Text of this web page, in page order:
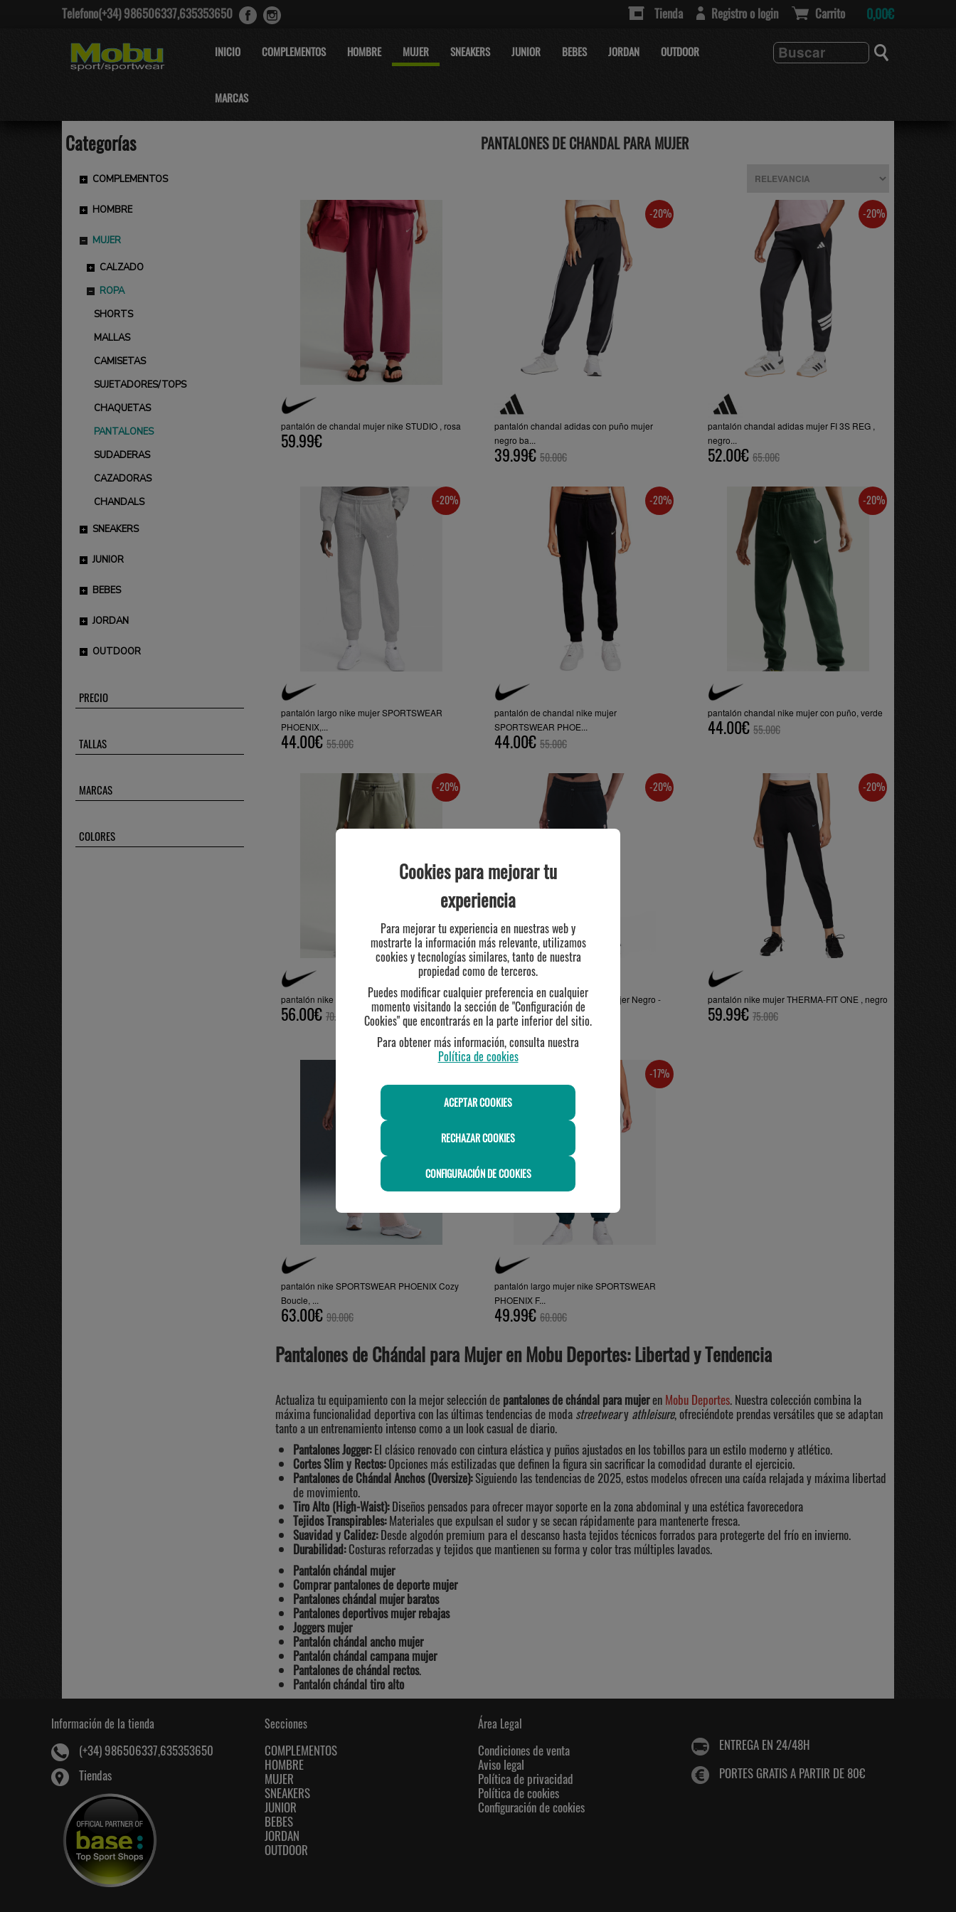
Telefono(+34) 986506337,635353650 Tienda Registro o login Carrito 0,00€
INICIO COMPLEMENTOS HOMBRE MUJER SNEAKERS JUNIOR BEBES JORDAN OUTDOOR
MARCAS
Categorías
COMPLEMENTOS
HOMBRE
MUJER
CALZADO
ROPA
SHORTS
MALLAS
CAMISETAS
SUJETADORES/TOPS
CHAQUETAS
PANTALONES
SUDADERAS
CAZADORAS
CHANDALS
SNEAKERS
JUNIOR
BEBES
JORDAN
OUTDOOR
PRECIO
TALLAS
MARCAS
COLORES
PANTALONES DE CHANDAL PARA MUJER
pantalón de chandal mujer nike STUDIO , rosa
59.99€
-20%
pantalón chandal adidas con puño mujer
negro ba...
39.99€ 50.00€
-20%
pantalón chandal adidas mujer FI 3S REG ,
negro...
52.00€ 65.00€
-20%
pantalón largo nike mujer SPORTSWEAR
PHOENIX,...
44.00€ 55.00€
-20%
pantalón de chandal nike mujer
SPORTSWEAR PHOE...
44.00€ 55.00€
-20%
pantalón chandal nike mujer con puño, verde
44.00€ 55.00€
-20%
pantalón nike mujer SHOX PHOENIX , verde
56.00€ 70.00€
-20%
Pantalón Nike Shox Phoenix Mujer Negro -
Estil...
56.00€ 70.00€
-20%
pantalón nike mujer THERMA-FIT ONE , negro
59.99€ 75.00€
pantalón nike SPORTSWEAR PHOENIX Cozy
Boucle, ...
63.00€ 90.00€
-17%
pantalón largo mujer nike SPORTSWEAR
PHOENIX F...
49.99€ 60.00€
Pantalones de Chándal para Mujer en Mobu Deportes: Libertad y Tendencia
Actualiza tu equipamiento con la mejor selección de pantalones de chándal para mujeren Mobu Deportes. Nuestra colección combina la
máxima funcionalidad deportiva con las últimas tendencias de moda streetweary athleisure, ofreciéndote prendas versátiles que se adaptan
tanto a un entrenamiento intenso como a un look casual de diario.
Pantalones Jogger:El clásico renovado con cintura elástica y puños ajustados en los tobillos para un estilo moderno y atlético.
Cortes Slim y Rectos:Opciones más estilizadas que definen la figura sin sacrificar la comodidad durante el ejercicio.
Pantalones de Chándal Anchos (Oversize):Siguiendo las tendencias de 2025, estos modelos ofrecen una caída relajada y máxima libertad
de movimiento.
Tiro Alto (High-Waist):Diseños pensados para ofrecer mayor soporte en la zona abdominal y una estética favorecedora
Tejidos Transpirables:Materiales que expulsan el sudor y se secan rápidamente para mantenerte fresca.
Suavidad y Calidez:Desde algodón premium para el descanso hasta tejidos técnicos forrados para protegerte del frío en invierno.
Durabilidad:Costuras reforzadas y tejidos que mantienen su forma y color tras múltiples lavados.
Pantalón chándal mujer
Comprar pantalones de deporte mujer
Pantalones chándal mujer baratos
Pantalones deportivos mujer rebajas
Joggers mujer
Pantalón chándal ancho mujer
Pantalón chándal campana mujer
Pantalones de chándal rectos.
Pantalón chándal tiro alto
Información de la tienda
(+34) 986506337,635353650
Tiendas
Secciones
COMPLEMENTOS
HOMBRE
MUJER
SNEAKERS
JUNIOR
BEBES
JORDAN
OUTDOOR
Área Legal
Condiciones de venta
Aviso legal
Política de privacidad
Política de cookies
Configuración de cookies
ENTREGA EN 24/48H
PORTES GRATIS A PARTIR DE 80€
Cookies para mejorar tu
experiencia
Para mejorar tu experiencia en nuestras web y
mostrarte la información más relevante, utilizamos
cookies y tecnologías similares, tanto de nuestra
propiedad como de terceros.
Puedes modificar cualquier preferencia en cualquier
momento visitando la sección de "Configuración de
Cookies" que encontrarás en la parte inferior del sitio.
Para obtener más información, consulta nuestra
Política de cookies
ACEPTAR COOKIES
RECHAZAR COOKIES
CONFIGURACIÓN DE COOKIES